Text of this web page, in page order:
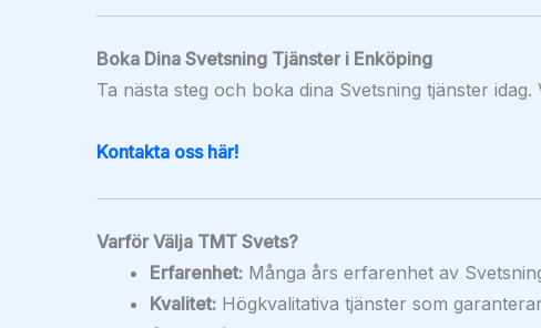
Boka Dina Svetsning Tjänster i Enköping
Ta nästa steg och boka dina Svetsning tjänster
Kontakta oss här!
Varför Välja TMT Svets?
Erfarenhet: Många års erfarenhet av
Kvalitet: Högkvalitativa tjänster som